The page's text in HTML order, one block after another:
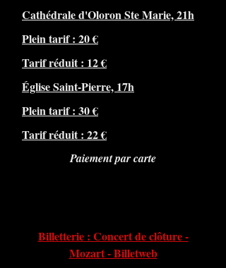
Cathédrale d'Oloron Ste Marie, 21h
Plein tarif : 20 €
Tarif réduit : 12 €
Église Saint-Pierre, 17h
Plein tarif : 30 €
Tarif réduit : 22 €
Paiement par carte
Billetterie : Concert de clôture -
Mozart - Billetweb